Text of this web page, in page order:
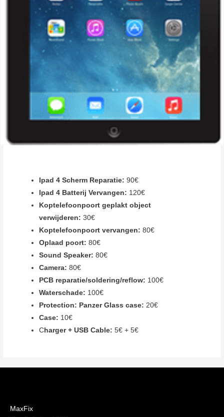
Ipad 4 Scherm Reparatie: 90€
Ipad 4 Batterij Vervangen: 120€
Koptelefoonpoort geplakt object
verwijderen: 30€
Koptelefoonpoort vervangen: 80€
Oplaad poort: 80€
Sound Speaker: 80€
Camera: 80€
PCB reparatie/soldering/reflow: 100€
Waterschade: 100€
Protection: Panzer Glass case: 20€
Case: 10€
Charger + USB Cable: 5€ + 5€
MaxFix